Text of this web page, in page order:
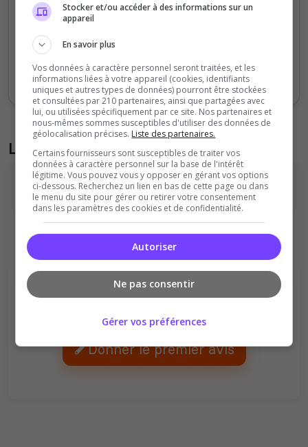
0
20
Nov
Votes Clics
Liste des avis de la communauté
Il n'y a pas encore d'avis sur cette
communauté.
Qualité
Staff du serveur
Ambiance
Disponibilité
Donner le premier avis
Stocker et/ou accéder à des informations sur un
appareil
En savoir plus
Vos données à caractère personnel seront traitées, et les
informations liées à votre appareil (cookies, identifiants
uniques et autres types de données) pourront être stockées
et consultées par 210 partenaires, ainsi que partagées avec
lui, ou utilisées spécifiquement par ce site. Nos partenaires et
nous-mêmes sommes susceptibles d'utiliser des données de
géolocalisation précises. Liste des partenaires.
Certains fournisseurs sont susceptibles de traiter vos
données à caractère personnel sur la base de l'intérêt
légitime. Vous pouvez vous y opposer en gérant vos options
ci-dessous. Recherchez un lien en bas de cette page ou dans
le menu du site pour gérer ou retirer votre consentement
dans les paramètres des cookies et de confidentialité.
Autoriser
Ne pas consentir
Gérer vos préférences